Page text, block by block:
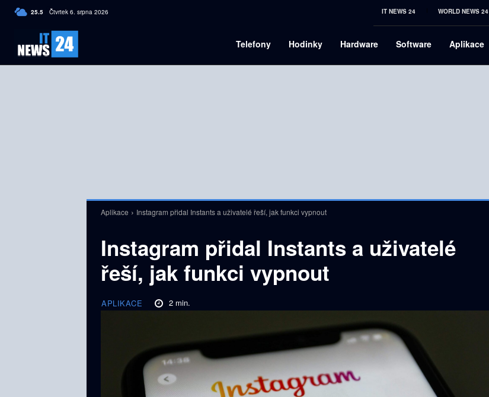
25.5 C Czech
Čtvrtek 6. srpna 2026 IT NEWS 24 WORLD NEWS 24
Telefony Hodinky Hardware Software Aplikace
Aplikace Instagram přidal Instants a uživatelé řeší, jak funkci vypnout
Instagram přidal Instants a uživatelé
řeší, jak funkci vypnout
APLIKACE 2 min.